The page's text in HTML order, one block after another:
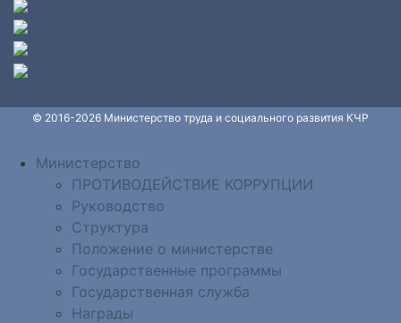
© 2016-2026 Министерство труда и социального развития КЧР
Министерство
ПРОТИВОДЕЙСТВИЕ КОРРУПЦИИ
Руководство
Структура
Положение о министерстве
Государственные программы
Государственная служба
Награды